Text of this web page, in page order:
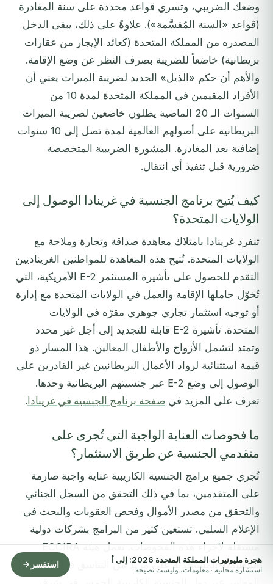
وضعك الضريبي، وتسري قواعد محددة على سنة المغادرة
(قواعد «السنة المُقسَّمة»). علاوةً على ذلك، يبقى الدخل
المصدره من المملكة المتحدة (كعائد الإيجار من عقارات
بريطانية) خاضعاً للضريبة بصرف النظر عن وضع الإقامة.
والأهم أن حكم «الذيل» الجديد لضريبة الميراث يعني أن
الأفراد المقيمين في المملكة المتحدة لمدة 10 من
السنوات الـ 20 الماضية يظلون خاضعين لضريبة الميراث
البريطانية على أصولهم العالمية لمدة تصل إلى 10 سنوات
إضافية بعد المغادرة. المشورة الضريبية المتخصصة
ضرورية قبل تنفيذ أي انتقال.
كيف يُتيح برنامج الجنسية في غرينادا الوصول إلى
الولايات المتحدة؟
تنفرد غرينادا بامتلاك معاهدة صداقة وتجارة وملاحة مع
الولايات المتحدة. تُتيح هذه المعاهدة للمواطنين الغريناديين
التقدم للحصول على تأشيرة المستثمر E-2 الأمريكية، التي
تُخوّل حاملها الإقامة والعمل في الولايات المتحدة مع إدارة
أو توجيه استثمار تجاري جوهري مقرّه في الولايات
المتحدة. تأشيرة E-2 قابلة للتجديد إلى أجل غير محدد
وتمتد لتشمل الأزواج والأطفال المعالين. هذا المسار ذو
قيمة استثنائية لرواد الأعمال البريطانيين غير القادرين على
الوصول إلى وضع E-2 عبر جنسيتهم البريطانية وحدها.
تعرف على المزيد في صفحة برنامج الجنسية في غرينادا .
ما فحوصات العناية الواجبة التي تُجرى على
متقدمي الجنسية عن طريق الاستثمار؟
تُجري جميع برامج الجنسية الكاريبية عناية واجبة صارمة
على المتقدمين، بما في ذلك التحقق من السجل الجنائي
والتحقق من مصدر الأموال وفحص العقوبات والبحث في
الإعلام السلبي. تستعين كثير من البرامج بشركات دولية
مستقلة لإجراء هذه الفحوصات. تعمل هيئة ECCIRA
التنظيمية المُستحدَثة على مزيد من التناسق في هذه
هجرة مليونيرات المملكة المتحدة 2026: إلى أ
استشارة مجانية · معلومات، وليست نصيحة
استفسر